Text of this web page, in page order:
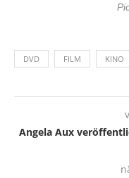
DVD FILM KINO
Angela Aux